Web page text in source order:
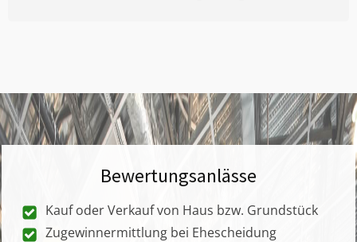
Bewertungsanlässe
Kauf oder Verkauf von Haus bzw. Grundstück
Zugewinnermittlung bei Ehescheidung